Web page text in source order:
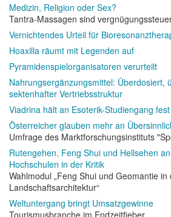
Medizin, Religion oder Sex?
Tantra-Massagen sind
Vernichtendes Urteil für
Hoaxilla räumt mit Legenden auf
Pyramidenspielorganisatoren verurteilt
Nahrungsergänzungsmittel: Überdosiert,
sektenhafter Vertriebsstruktur
Viadrina hält an Esoterik-Studiengang fest
Österreicher glauben mehr an
Umfrage des Marktforschungsinstituts
Rutengehen, Feng Shui und Hellsehen
Hochschulen in der Kritik
Wahlmodul „Feng Shui und Geomantie in
Landschaftsarchitektur“
Weltuntergang bringt Umsatzgewinne
Tourismusbranche im Endzeitfieber